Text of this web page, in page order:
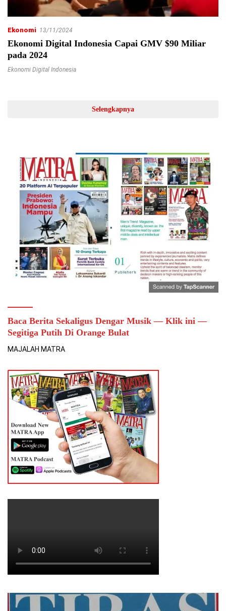
Ekonomi 13/11/2024
Ekonomi Digital Indonesia Capai GMV $90 Miliar
pada 2024
Ekonomi Digital Indonesia
Selengkapnya
Baca Berita Sekaligus Dengar Musik — Klik ini —
Segitiga Putih Di Orange Bulat
MAJALAH MATRA